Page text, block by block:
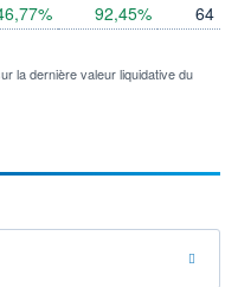
92,45%
64
la dernière valeur liquidative du